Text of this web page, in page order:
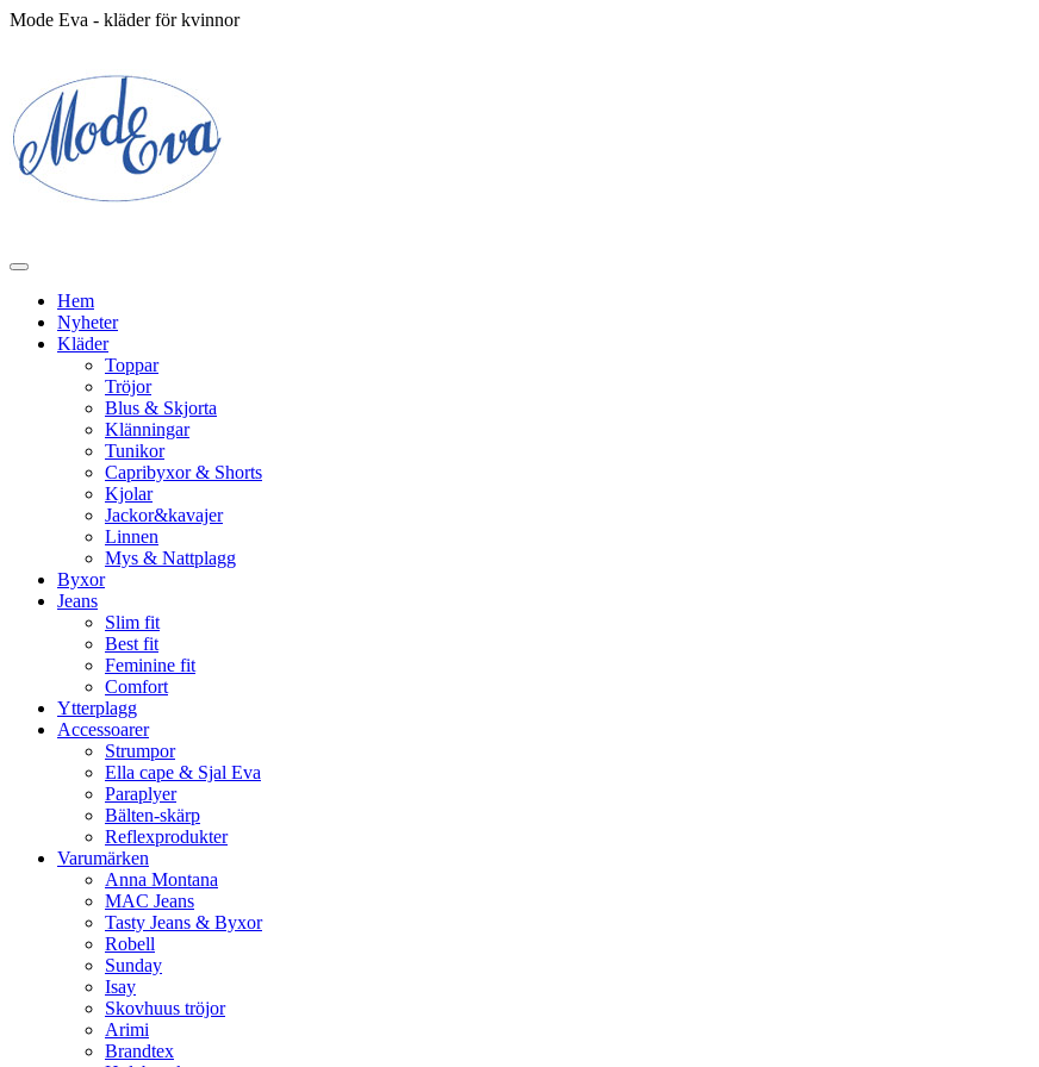
Mode Eva - kläder för kvinnor
Hem
Nyheter
Kläder
Toppar
Tröjor
Blus & Skjorta
Klänningar
Tunikor
Capribyxor & Shorts
Kjolar
Jackor&kavajer
Linnen
Mys & Nattplagg
Byxor
Jeans
Slim fit
Best fit
Feminine fit
Comfort
Ytterplagg
Accessoarer
Strumpor
Ella cape & Sjal Eva
Paraplyer
Bälten-skärp
Reflexprodukter
Varumärken
Anna Montana
MAC Jeans
Tasty Jeans & Byxor
Robell
Sunday
Isay
Skovhuus tröjor
Arimi
Brandtex